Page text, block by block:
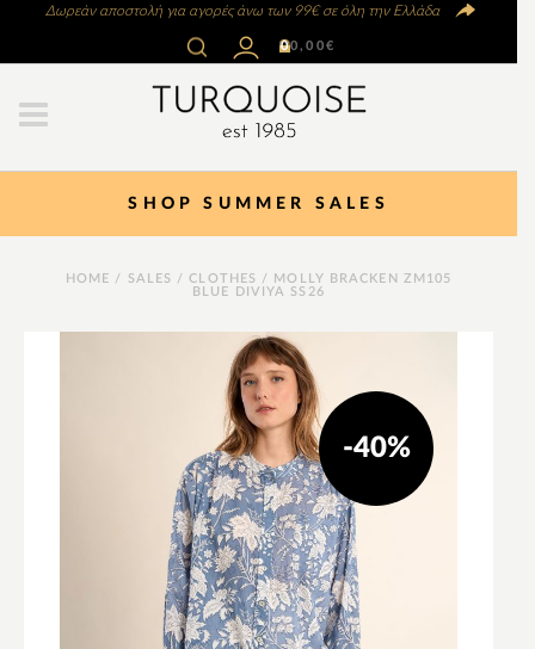
Δωρεάν αποστολή για αγορές άνω των 99€ σε όλη την Ελλάδα
00,00€
SHOP SUMMER SALES
HOME / SALES /CLOTHES / MOLLY BRACKEN ZM105
BLUE DIVIYA SS26
-40%